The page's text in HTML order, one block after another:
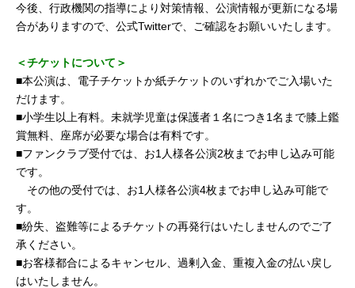
今後、行政機関の指導により対策情報、公演情報が更新になる場
合がありますので、公式Twitterで、ご確認をお願いいたします。
＜チケットについて＞
■本公演は、電子チケットか紙チケットのいずれかでご入場いた
だけます。
■小学生以上有料。未就学児童は保護者１名につき1名まで膝上鑑
賞無料、座席が必要な場合は有料です。
■ファンクラブ受付では、お1人様各公演2枚までお申し込み可能
です。
その他の受付では、お1人様各公演4枚までお申し込み可能で
す。
■紛失、盗難等によるチケットの再発行はいたしませんのでご了
承ください。
■お客様都合によるキャンセル、過剰入金、重複入金の払い戻し
はいたしません。